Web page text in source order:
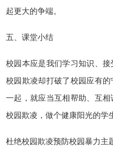
起更大的争端。
五、课堂小结
校园本应是我们学习知识、
校园欺凌却打破了校园应有
一起，就应当互相帮助、互
校园欺凌，做个健康阳光的学
杜绝校园欺凌预防校园暴力主